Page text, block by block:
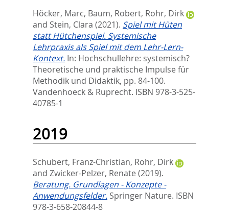
Höcker, Marc, Baum, Robert, Rohr, Dirk
and Stein, Clara (2021). Spiel mit Hüten
statt Hütchenspiel. Systemische
Lehrpraxis als Spiel mit dem Lehr-Lern-
Kontext. In: Hochschullehre: systemisch?
Theoretische und praktische Impulse für
Methodik und Didaktik, pp. 84-100.
Vandenhoeck & Ruprecht. ISBN 978-3-525-
40785-1
2019
Schubert, Franz-Christian, Rohr, Dirk
and Zwicker-Pelzer, Renate (2019).
Beratung. Grundlagen - Konzepte -
Anwendungsfelder. Springer Nature. ISBN
978-3-658-20844-8